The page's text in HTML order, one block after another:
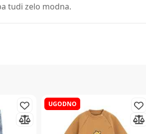
tudi zelo modna.
UGODNO